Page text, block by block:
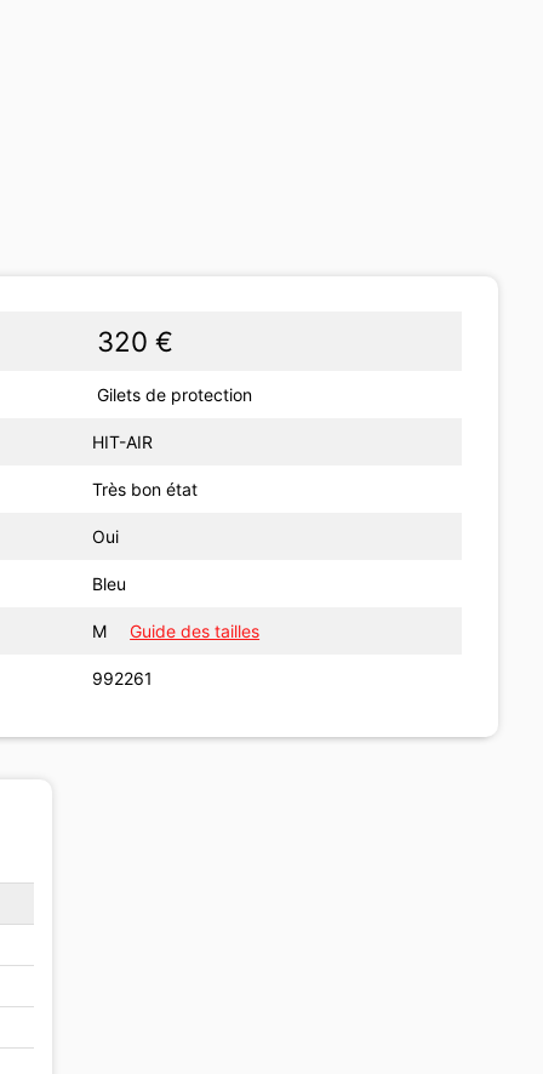
320 €
Gilets de protection
HIT-AIR
Très bon état
Oui
Bleu
M Guide des tailles
992261